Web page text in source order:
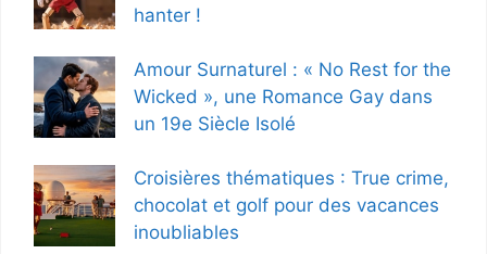
hanter !
Amour Surnaturel : « No Rest for the
Wicked », une Romance Gay dans
un 19e Siècle Isolé
Croisières thématiques : True crime,
chocolat et golf pour des vacances
inoubliables